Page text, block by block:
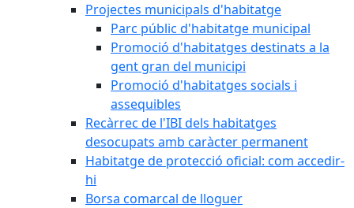
Projectes municipals d'habitatge
Parc públic d'habitatge municipal
Promoció d'habitatges destinats a la
gent gran del municipi
Promoció d'habitatges socials i
assequibles
Recàrrec de l'IBI dels habitatges
desocupats amb caràcter permanent
Habitatge de protecció oficial: com accedir-
hi
Borsa comarcal de lloguer